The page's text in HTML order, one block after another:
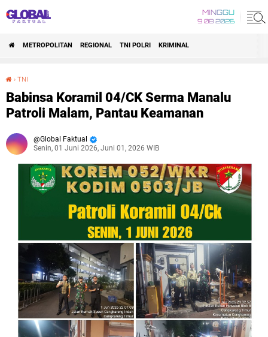
MINGGU
9 08 2026
METROPOLITAN REGIONAL TNI POLRI KRIMINAL
› TNI
Babinsa Koramil 04/CK Serma Manalu
Patroli Malam, Pantau Keamanan
Global Faktual
Senin, 01 Juni 2026, Juni 01, 2026 WIB